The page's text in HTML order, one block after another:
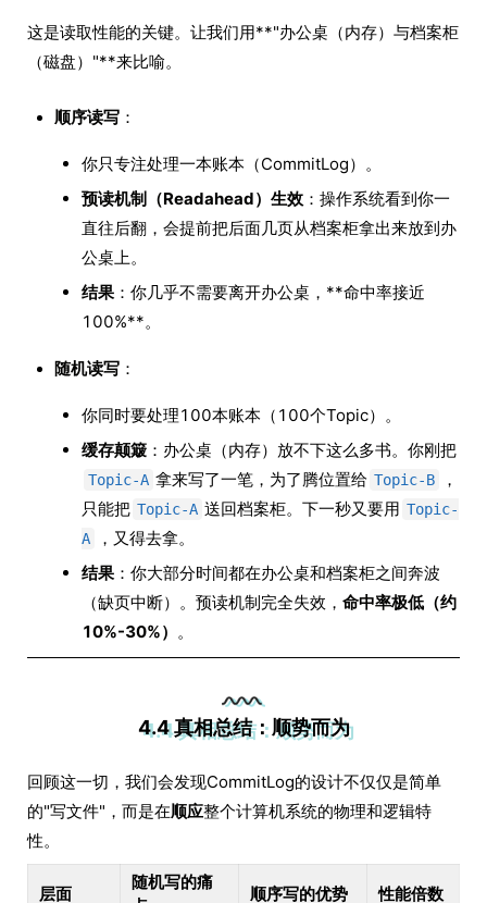
这是读取性能的关键。让我们用**"办公桌（内存）与档案柜
（磁盘）"**来比喻。
顺序读写 ：
你只专注处理一本账本（CommitLog）。
预读机制（Readahead）生效 ：操作系统看到你一
直往后翻，会提前把后面几页从档案柜拿出来放到办
公桌上。
结果 ：你几乎不需要离开办公桌，**命中率接近
100%**。
随机读写 ：
你同时要处理100本账本（100个Topic）。
缓存颠簸 ：办公桌（内存）放不下这么多书。你刚把
Topic-A 拿来写了一笔，为了腾位置给 Topic-B
，
只能把 Topic-A 送回档案柜。下一秒又要用 Topic-
A
，又得去拿。
结果 ：你大部分时间都在办公桌和档案柜之间奔波
（缺页中断）。预读机制完全失效， 命中率极低（约
10%-30%） 。
4.4 真相总结：顺势而为
回顾这一切，我们会发现CommitLog的设计不仅仅是简单
的"写文件"，而是在顺应整个计算机系统的物理和逻辑特
性。
层面
随机写的痛
顺序写的优势 性能倍数